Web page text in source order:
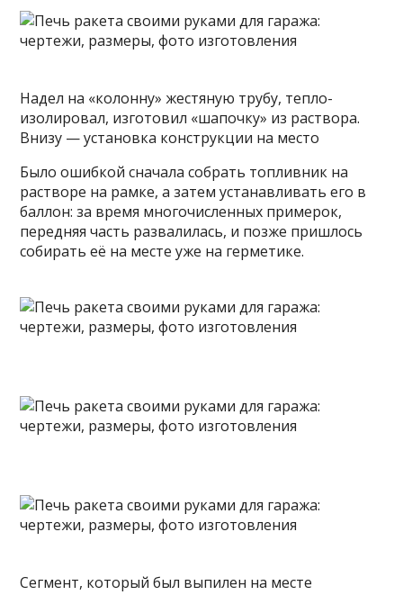
Надел на «колонну» жестяную трубу, тепло-
изолировал, изготовил «шапочку» из раствора.
Внизу — установка конструкции на место
Было ошибкой сначала собрать топливник на
растворе на рамке, а затем устанавливать его в
баллон: за время многочисленных примерок,
передняя часть развалилась, и позже пришлось
собирать её на месте уже на герметике.
Сегмент, который был выпилен на месте